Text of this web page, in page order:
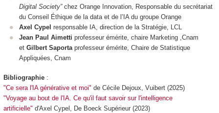
Digital Society”chez Orange Innovation, Responsable du secrétariat
du Conseil Éthique de la data et de l’IA du groupe Orange
Axel Cypel responsable IA, direction de la Stratégie, LCL
Jean Paul Aimetti professeur émérite, chaire Marketing ,Cnam
et Gilbert Saporta professeur émérite, Chaire de Statistique
Appliquées, Cnam
Bibliographie :
"Ce sera l'IA générative et moi" de Cécile Dejoux, Vuibert (2025)
"Voyage au bout de l'IA. Ce qu'il faut savoir sur l'intelligence
artificielle" d'Axel Cypel, De Boeck Supérieur (2023)